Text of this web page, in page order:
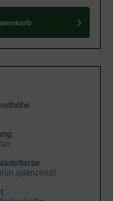
(glänzend)